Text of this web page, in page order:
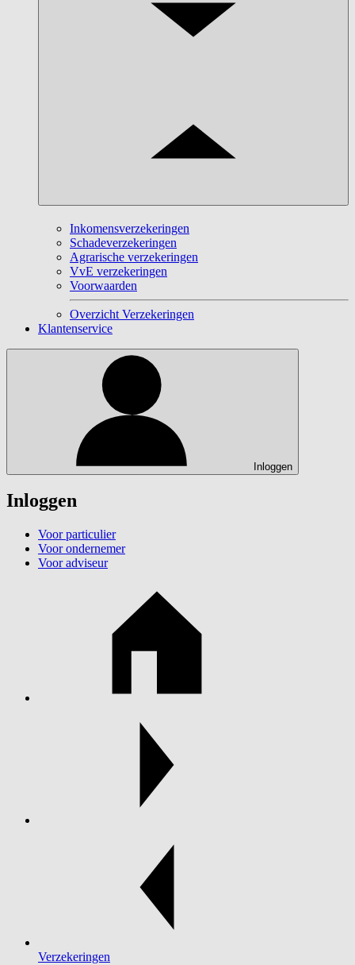
Inkomensverzekeringen
Schadeverzekeringen
Agrarische verzekeringen
VvE verzekeringen
Voorwaarden
Overzicht Verzekeringen
Klantenservice
Inloggen
Inloggen
Voor particulier
Voor ondernemer
Voor adviseur
Verzekeringen